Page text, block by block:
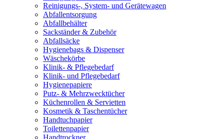
Reinigungs-, System- und Gerätewagen
Abfallentsorgung
Abfallbehälter
Sackständer & Zubehör
Abfallsäcke
Hygienebags & Dispenser
Wäschekörbe
Klinik- & Pflegebedarf
Klinik- und Pflegebedarf
Hygienepapiere
Putz- & Mehrzwecktücher
Küchenrollen & Servietten
Kosmetik & Taschentücher
Handtuchpapier
Toilettenpapier